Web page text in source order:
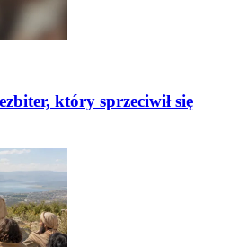
który sprzeciwił się